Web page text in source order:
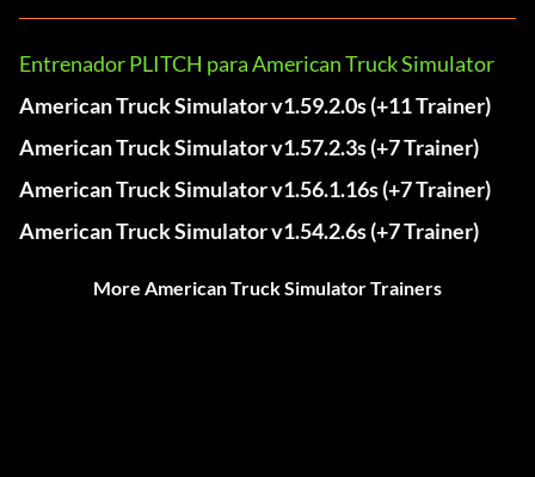
Entrenador PLITCH para American Truck Simulator
American Truck Simulator v1.59.2.0s (+11 Trainer)
American Truck Simulator v1.57.2.3s (+7 Trainer)
American Truck Simulator v1.56.1.16s (+7 Trainer)
American Truck Simulator v1.54.2.6s (+7 Trainer)
More American Truck Simulator Trainers